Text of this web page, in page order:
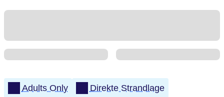
Adults Only
Direkte Strandlage